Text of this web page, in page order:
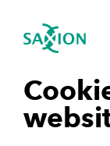
Navigatie
tonen
tonen
sluiten
LLO in
Subnavigatie
Home
LLO in